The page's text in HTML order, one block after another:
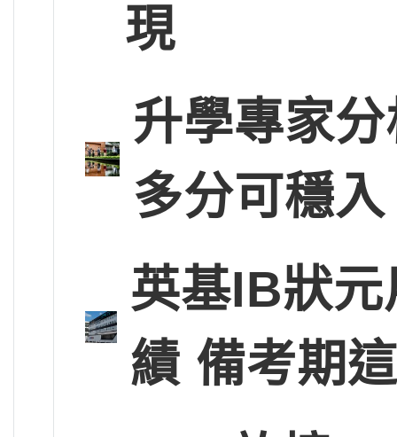
現
升學專家
多分可穩
英基IB狀
績 備考期